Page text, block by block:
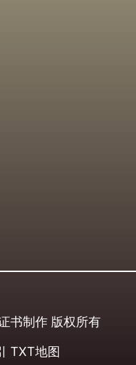
书制作 版权所有
TXT地图